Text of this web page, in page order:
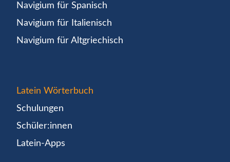
Navigium für Spanisch
Navigium für Italienisch
Navigium für Altgriechisch
Latein Wörterbuch
Schulungen
Schüler:innen
Latein-Apps